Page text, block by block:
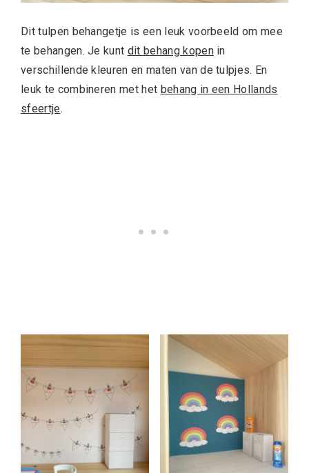
Dit tulpen behangetje is een leuk voorbeeld om mee
te behangen. Je kunt dit behang kopenin
verschillende kleuren en maten van de tulpjes. En
leuk te combineren met het behang in een Hollands
sfeertje.